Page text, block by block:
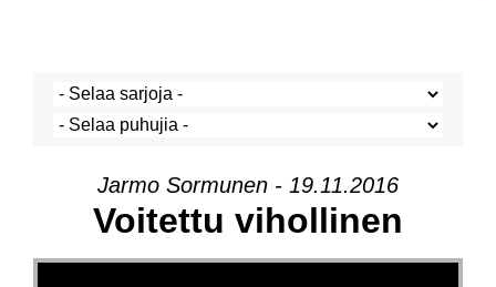
Jarmo Sormunen - 19.11.2016
Voitettu vihollinen